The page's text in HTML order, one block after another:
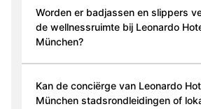
Worden er badjassen en slippers
de wellnessruimte bij Leonardo
München?
Kan de conciërge van Leonardo
München stadsrondleidingen of